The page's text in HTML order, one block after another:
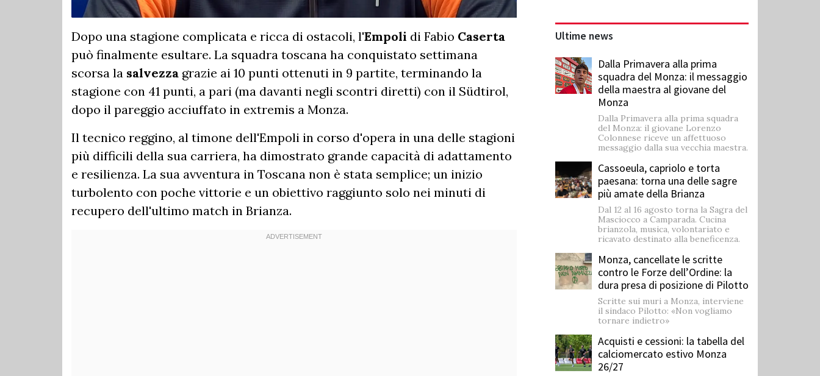
Dopo una stagione complicata e ricca di ostacoli, l'Empoli di Fabio Caserta
può finalmente esultare. La squadra toscana ha conquistato settimana
scorsa la salvezza grazie ai 10 punti ottenuti in 9 partite, terminando la
stagione con 41 punti, a pari (ma davanti negli scontri diretti) con il Südtirol,
dopo il pareggio acciuffato in extremis a Monza.
Il tecnico reggino, al timone dell'Empoli in corso d'opera in una delle stagioni
più difficili della sua carriera, ha dimostrato grande capacità di adattamento
e resilienza. La sua avventura in Toscana non è stata semplice; un inizio
turbolento con poche vittorie e un obiettivo raggiunto solo nei minuti di
recupero dell'ultimo match in Brianza.
Ultime news
Dalla Primavera alla prima
squadra del Monza: il messaggio
della maestra al giovane del
Monza
Dalla Primavera alla prima squadra
del Monza: il giovane Lorenzo
Colonnese riceve un affettuoso
messaggio dalla sua vecchia maestra.
Cassoeula, capriolo e torta
paesana: torna una delle sagre
più amate della Brianza
Dal 12 al 16 agosto torna la Sagra del
Masciocco a Camparada. Cucina
brianzola, musica, volontariato e
ricavato destinato alla beneficenza.
Monza, cancellate le scritte
contro le Forze dell’Ordine: la
dura presa di posizione di Pilotto
Scritte sui muri a Monza, interviene
il sindaco Pilotto: «Non vogliamo
tornare indietro»
Acquisti e cessioni: la tabella del
calciomercato estivo Monza
26/27